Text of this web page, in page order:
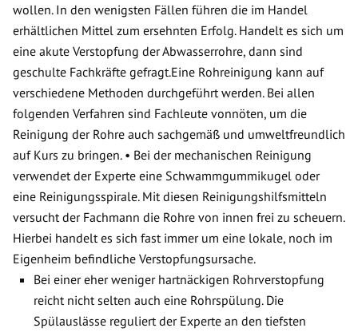
wollen. In den wenigsten Fällen führen die im Handel
erhältlichen Mittel zum ersehnten Erfolg. Handelt es sich um
eine akute Verstopfung der Abwasserrohre, dann sind
geschulte Fachkräfte gefragt.Eine Rohreinigung kann auf
verschiedene Methoden durchgeführt werden. Bei allen
folgenden Verfahren sind Fachleute vonnöten, um die
Reinigung der Rohre auch sachgemäß und umweltfreundlich
auf Kurs zu bringen. • Bei der mechanischen Reinigung
verwendet der Experte eine Schwammgummikugel oder
eine Reinigungsspirale. Mit diesen Reinigungshilfsmitteln
versucht der Fachmann die Rohre von innen frei zu scheuern.
Hierbei handelt es sich fast immer um eine lokale, noch im
Eigenheim befindliche Verstopfungsursache.
Bei einer eher weniger hartnäckigen Rohrverstopfung
reicht nicht selten auch eine Rohrspülung. Die
Spülauslässe reguliert der Experte an den tiefsten